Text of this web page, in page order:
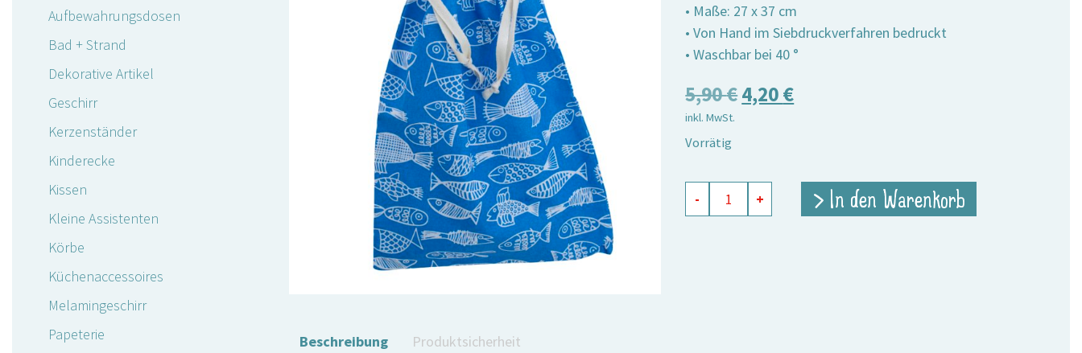
Aufbewahrungsdosen
Bad + Strand
Dekorative Artikel
Geschirr
Kerzenständer
Kinderecke
Kissen
Kleine Assistenten
Körbe
Küchenaccessoires
Melamingeschirr
Papeterie
• Maße: 27 x 37 cm
• Von Hand im Siebdruckverfahren bedruckt
• Waschbar bei 40 °
5,90€Ursprünglicher
5,90 €
4,20€Aktueller
4,20 €.
inkl. MwSt.
Vorrätig
mit
- + > In den Warenkorb
Beschreibung Produktsicherheit